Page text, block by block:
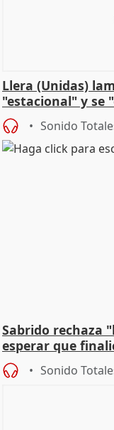
Llera (Unidas)
"estacional" y se
Sonido
Sabrido rechaza
esperar que
Sonido